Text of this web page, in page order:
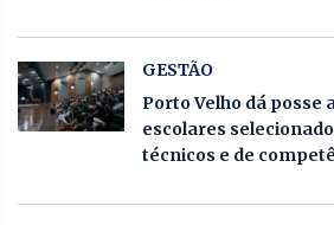
GESTÃO
Porto Velho dá posse
escolares
técnicos e de